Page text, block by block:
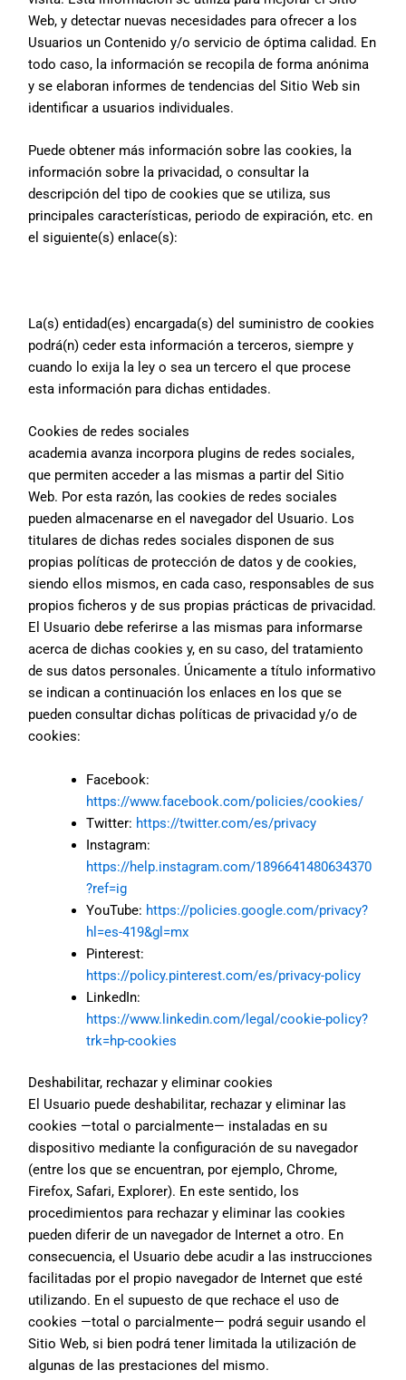
Web, y detectar nuevas necesidades para ofrecer a los
Usuarios un Contenido y/o servicio de óptima calidad. En
todo caso, la información se recopila de forma anónima
y se elaboran informes de tendencias del Sitio Web sin
identificar a usuarios individuales.
Puede obtener más información sobre las cookies, la
información sobre la privacidad, o consultar la
descripción del tipo de cookies que se utiliza, sus
principales características, periodo de expiración, etc. en
el siguiente(s) enlace(s):
La(s) entidad(es) encargada(s) del suministro de cookies
podrá(n) ceder esta información a terceros, siempre y
cuando lo exija la ley o sea un tercero el que procese
esta información para dichas entidades.
Cookies de redes sociales
academia avanza incorpora plugins de redes sociales,
que permiten acceder a las mismas a partir del Sitio
Web. Por esta razón, las cookies de redes sociales
pueden almacenarse en el navegador del Usuario. Los
titulares de dichas redes sociales disponen de sus
propias políticas de protección de datos y de cookies,
siendo ellos mismos, en cada caso, responsables de sus
propios ficheros y de sus propias prácticas de privacidad.
El Usuario debe referirse a las mismas para informarse
acerca de dichas cookies y, en su caso, del tratamiento
de sus datos personales. Únicamente a título informativo
se indican a continuación los enlaces en los que se
pueden consultar dichas políticas de privacidad y/o de
cookies:
Facebook:
https://www.facebook.com/policies/cookies/
Twitter: https://twitter.com/es/privacy
Instagram:
https://help.instagram.com/1896641480634370
?ref=ig
YouTube: https://policies.google.com/privacy?
hl=es-419&gl=mx
Pinterest:
https://policy.pinterest.com/es/privacy-policy
LinkedIn:
https://www.linkedin.com/legal/cookie-policy?
trk=hp-cookies
Deshabilitar, rechazar y eliminar cookies
El Usuario puede deshabilitar, rechazar y eliminar las
cookies —total o parcialmente— instaladas en su
dispositivo mediante la configuración de su navegador
(entre los que se encuentran, por ejemplo, Chrome,
Firefox, Safari, Explorer). En este sentido, los
procedimientos para rechazar y eliminar las cookies
pueden diferir de un navegador de Internet a otro. En
consecuencia, el Usuario debe acudir a las instrucciones
facilitadas por el propio navegador de Internet que esté
utilizando. En el supuesto de que rechace el uso de
cookies —total o parcialmente— podrá seguir usando el
Sitio Web, si bien podrá tener limitada la utilización de
algunas de las prestaciones del mismo.